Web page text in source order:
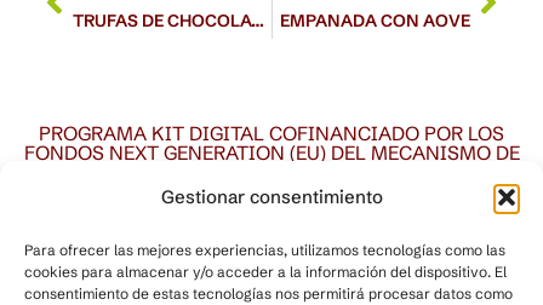
Gestionar consentimiento
Para ofrecer las mejores experiencias, utilizamos tecnologías como las
cookies para almacenar y/o acceder a la información del dispositivo. El
consentimiento de estas tecnologías nos permitirá procesar datos como
TRUFAS DE CHOCOLATE EMPANADA CON AOVE
PROGRAMA KIT DIGITAL COFINANCIADO POR LOS
FONDOS NEXT GENERATION (EU) DEL MECANISMO DE